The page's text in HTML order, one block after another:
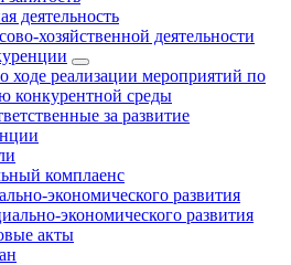
деятельность
хозяйственной деятельности
ходе реализации мероприятий по
конкурентной среды
за развитие
комплаенс
экономического развития
экономического развития
акты